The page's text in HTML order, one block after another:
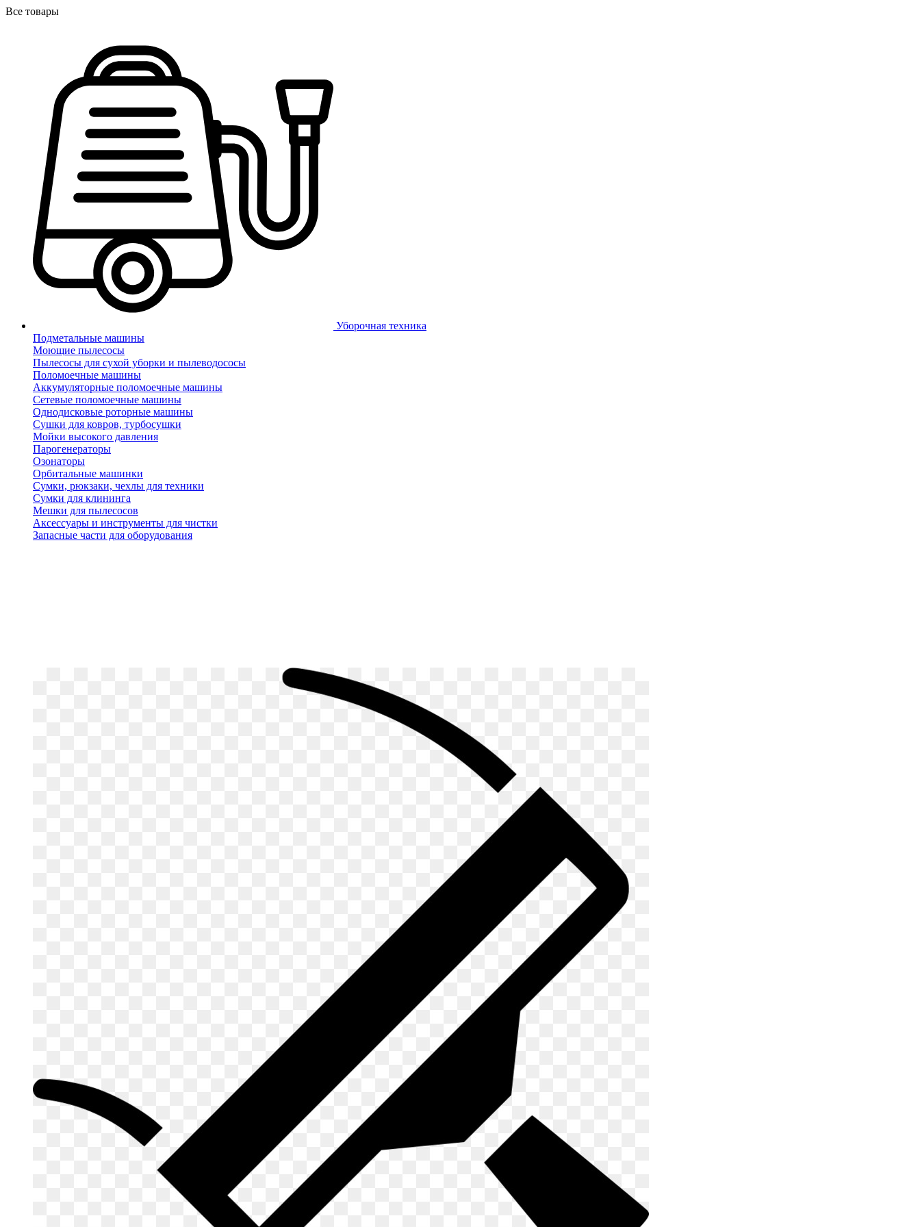
Все товары
Уборочная техника
Подметальные машины
Моющие пылесосы
Пылесосы для сухой уборки и пылеводососы
Поломоечные машины
Аккумуляторные поломоечные машины
Сетевые поломоечные машины
Однодисковые роторные машины
Сушки для ковров, турбосушки
Мойки высокого давления
Парогенераторы
Озонаторы
Орбитальные машинки
Сумки, рюкзаки, чехлы для техники
Сумки для клининга
Мешки для пылесосов
Аксессуары и инструменты для чистки
Запасные части для оборудования